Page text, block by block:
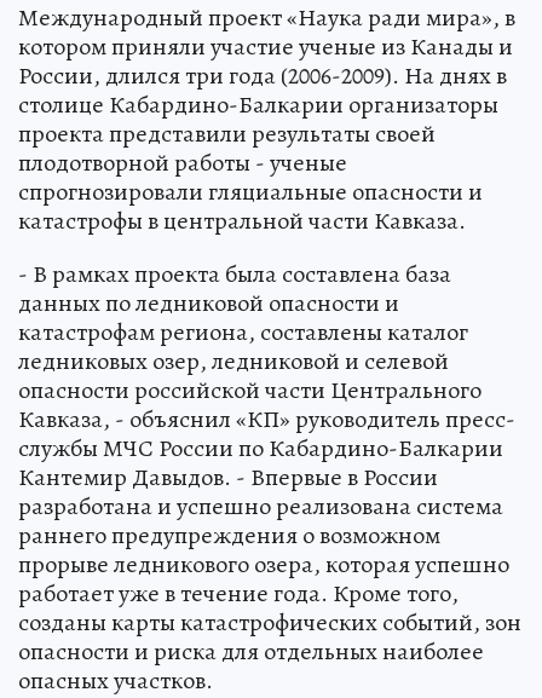
Международный проект «Наука ради мира», в
котором приняли участие ученые из Канады и
России, длился три года (2006-2009). На днях в
столице Кабардино-Балкарии организаторы
проекта представили результаты своей
плодотворной работы - ученые
спрогнозировали гляциальные опасности и
катастрофы в центральной части Кавказа.
- В рамках проекта была составлена база
данных по ледниковой опасности и
катастрофам региона, составлены каталог
ледниковых озер, ледниковой и селевой
опасности российской части Центрального
Кавказа, - объяснил «КП» руководитель пресс-
службы МЧС России по Кабардино-Балкарии
Кантемир Давыдов. - Впервые в России
разработана и успешно реализована система
раннего предупреждения о возможном
прорыве ледникового озера, которая успешно
работает уже в течение года. Кроме того,
созданы карты катастрофических событий, зон
опасности и риска для отдельных наиболее
опасных участков.